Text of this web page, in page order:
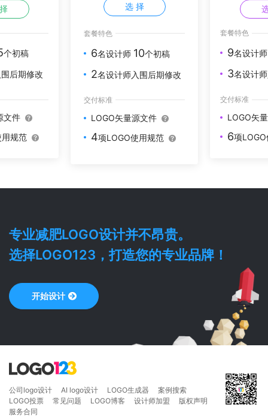
个初稿
后期修改
文件
规范
选 择
套餐特色
6名设计师 10个初稿
2名设计师入围后期修改
交付标准
LOGO矢量源文件
4项LOGO使用规范
套餐特色
9名设计
3名设计
交付标准
LOGO矢
6项
专业减肥LOGO设计并不昂贵。
选择LOGO123，打造您的专业品牌！
开始设计
公司logo设计 AI logo设计 LOGO生成器
案例搜索
LOGO投票
常见问题 LOGO博客 设计师加盟
版权声明
服务合同